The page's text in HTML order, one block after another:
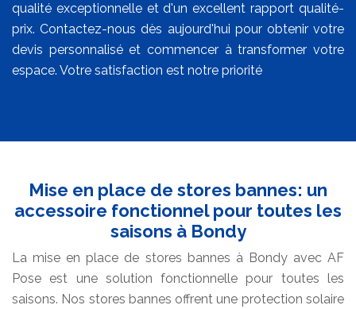
qualité exceptionnelle et d'un excellent rapport qualité-
prix. Contactez-nous dès aujourd'hui pour obtenir votre
devis personnalisé et commencer à transformer votre
espace. Votre satisfaction est notre priorité
Mise en place de stores bannes: un
accessoire fonctionnel pour toutes les
saisons à Bondy
La mise en place de stores bannes à Bondy avec AF
Pose est une solution fonctionnelle pour toutes les
saisons. Nos stores bannes offrent une protection solaire